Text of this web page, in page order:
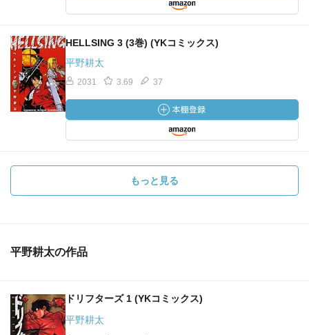
HELLSING 3 (3巻) (YKコミックス)
平野耕太
2031 3.69 37
もっと見る
平野耕太の作品
ドリフターズ 1 (YKコミックス)
平野耕太